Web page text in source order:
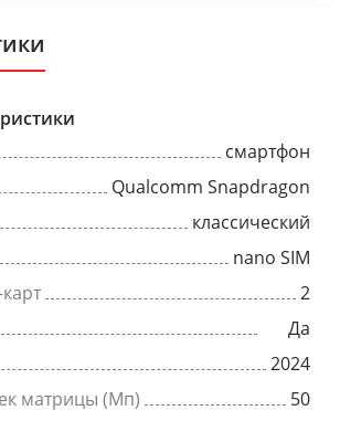
смартфон
Qualcomm Snapdragon
классический
nano SIM
2
Да
2024
матрицы (Мп)
50